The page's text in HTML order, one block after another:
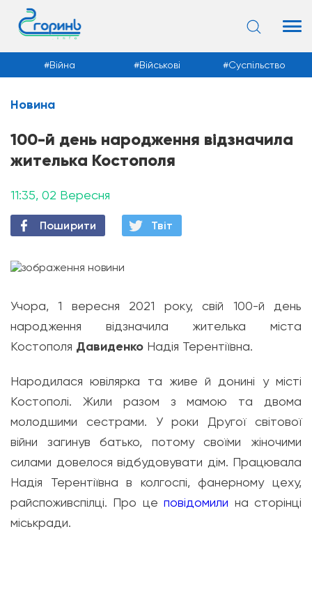
Новини
Війна Військові Суспільство
Новина
100-й день народження відзначила
жителька Костополя
11:35, 02 Вересня
Поширити Твiт
Учора, 1 вересня 2021 року, свій 100-й день
народження відзначила жителька міста
Костополя Давиденко Надія Терентіївна.
Народилася ювілярка та живе й донині у місті
Костополі. Жили разом з мамою та двома
молодшими сестрами. У роки Другої світової
війни загинув батько, потому своїми жіночими
силами довелося відбудовувати дім. Працювала
Надія Терентіївна в колгоспі, фанерному цеху,
райспоживспілці. Про цеповідомили на сторінці
міськради.